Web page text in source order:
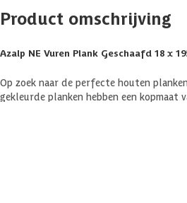
Product omschrijving
Azalp NE Vuren Plank Geschaafd 18 x
Op zoek naar de perfecte houten
gekleurde planken hebben een
Vuren is een zachthout soort en heeft